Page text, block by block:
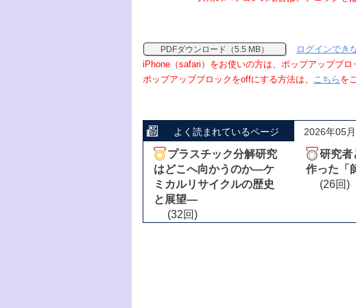
PDFダウンロード（5.5 MB）
ログインでき
iPhone（safari）をお使いの方は、ポップアップブロ
ポップアップブロックをoffにする方法は、 こちら を
よく読まれているページ 2026年05
プラスチック分解研究
はどこへ向かうのか―ケ
ミカルリサイクルの歴史
と展望―
(32回)
研究者
作った「
(26回)